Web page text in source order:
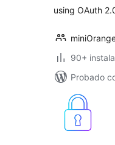
using OAuth
90+
Probado